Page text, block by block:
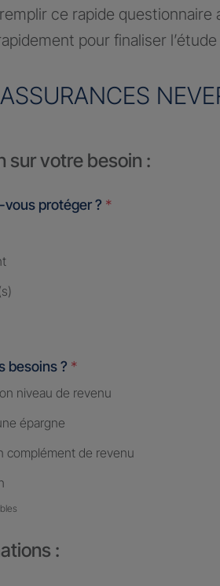
ce rapide questionnaire
pour finaliser
sur votre besoin :
protéger ? *
besoins ? *
niveau de revenu
épargne
complément de revenu
: